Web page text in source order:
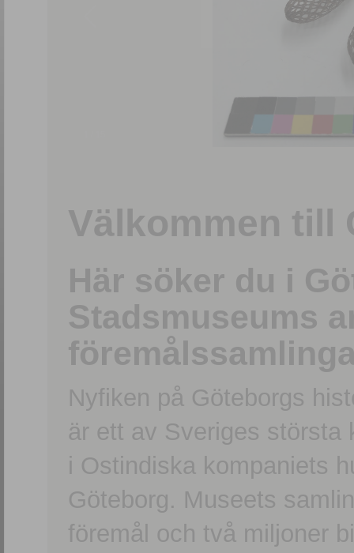
Välkommen till
Här söker du i
Stadsmuseums
Nyfiken på Göteborgs
är ett av Sveriges största
i Ostindiska kompaniets
Göteborg. Museets
föremål och två miljoner